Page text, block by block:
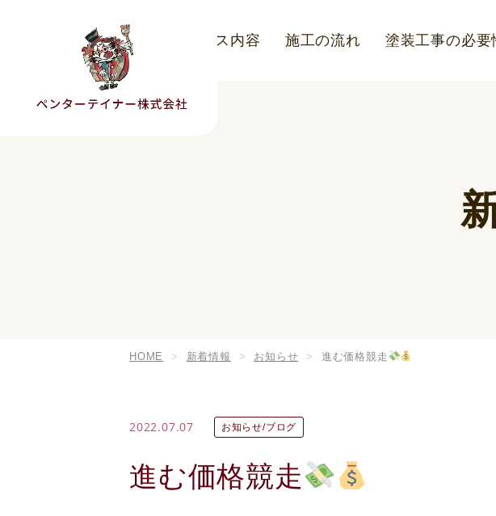
こだわり サービス内容 施工の流れ 塗装工事の必要
HOME 新着情報 お知らせ 進む価格競走
2022.07.07 お知らせ/ブログ
進む価格競走